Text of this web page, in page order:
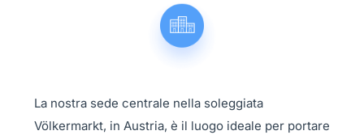
La nostra sede centrale nella soleggiata
Völkermarkt, in Austria, è il luogo ideale per portare